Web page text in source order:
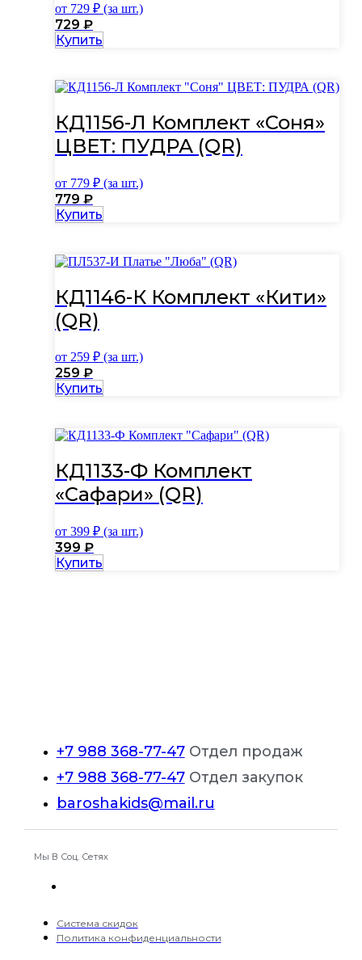
товара.
от 729 ₽ (за шт.)
729 ₽
Купить
товар
несколько
вариаций.
можно
выбрать
на
товара.
КД1156-Л Комплект «Соня»
ЦВЕТ: ПУДРА (QR)
от 779 ₽ (за шт.)
779 ₽
Купить
товар
несколько
вариаций.
можно
товара.
КД1146-К Комплект «Кити»
(QR)
от 259 ₽ (за шт.)
259 ₽
Купить
несколько
вариаций.
Опции
можно
выбрать
на
товара.
КД1133-Ф Комплект
«Сафари» (QR)
от 399 ₽ (за шт.)
399 ₽
Купить
товар
+7 988 368-77-47Отдел продаж
+7 988 368-77-47Отдел закупок
baroshakids@mail.ru
Мы В Соц. Сетях
Система скидок
Политика конфиденциальности